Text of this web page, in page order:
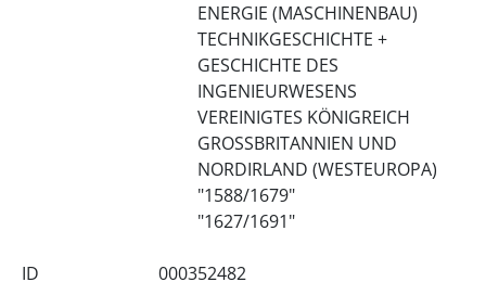
ENERGIE (MASCHINENBAU)
TECHNIKGESCHICHTE +
GESCHICHTE DES
INGENIEURWESENS
VEREINIGTES KÖNIGREICH
GROSSBRITANNIEN UND
NORDIRLAND (WESTEUROPA)
"1588/1679"
"1627/1691"
ID 000352482